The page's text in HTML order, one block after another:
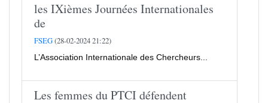
les IXièmes Journées Internationales
de
FSEG(28-02-2024 21:22)
L’Association Internationale des Chercheurs...
Les femmes du PTCI défendent